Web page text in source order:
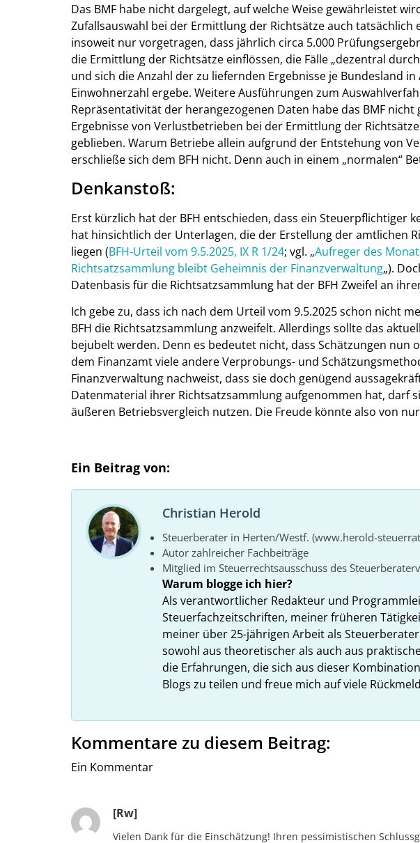
Das BMF habe nicht dargelegt, auf welche Weise gewährleistet
Zufallsauswahl bei der Ermittlung der Richtsätze auch tatsächlich
insoweit nur vorgetragen, dass jährlich circa 5.000
die Ermittlung der Richtsätze einflössen, die Fälle „dezentral
und sich die Anzahl der zu liefernden Ergebnisse je Bundesland
Einwohnerzahl ergebe. Weitere Ausführungen zum
Repräsentativität der herangezogenen Daten habe das BMF
Ergebnisse von Verlustbetrieben bei der Ermittlung der
geblieben. Warum Betriebe allein aufgrund der Entstehung von
erschließe sich dem BFH nicht. Denn auch in einem „normalen“
Denkanstoß:
Erst kürzlich hat der BFH entschieden, dass ein Steuerpflichtiger
hat hinsichtlich der Unterlagen, die der Erstellung der amtlichen
liegen (BFH-Urteil vom 9.5.2025, IX R 1/24; vgl. „Aufreger des
Richtsatzsammlung bleibt Geheimnis der Finanzverwaltung„).
Datenbasis für die Richtsatzsammlung hat der BFH Zweifel an
Ich gebe zu, dass ich nach dem Urteil vom 9.5.2025 schon nicht
BFH die Richtsatzsammlung anzweifelt. Allerdings sollte das
bejubelt werden. Denn es bedeutet nicht, dass Schätzungen nun
dem Finanzamt viele andere Verprobungs- und
Finanzverwaltung nachweist, dass sie doch genügend
Datenmaterial ihrer Richtsatzsammlung aufgenommen hat, darf
äußeren Betriebsvergleich nutzen. Die Freude könnte also von
Ein Beitrag von:
Christian Herold
Steuerberater in Herten/Westf. (www.herold-
Autor zahlreicher Fachbeiträge
Mitglied im Steuerrechtsausschuss des
Warum blogge ich hier?
Als verantwortlicher Redakteur und
Steuerfachzeitschriften, meiner früheren
meiner über 25-jährigen Arbeit als
sowohl aus theoretischer als auch aus
die Erfahrungen, die sich aus dieser
Blogs zu teilen und freue mich auf viele
Kommentare zu diesem Beitrag:
Ein Kommentar
[Rw]
Vielen Dank für die Einschätzung! Ihren pessimistischen